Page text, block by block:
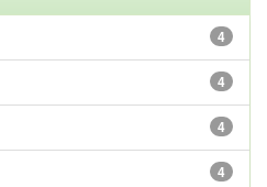
4
4
4
4